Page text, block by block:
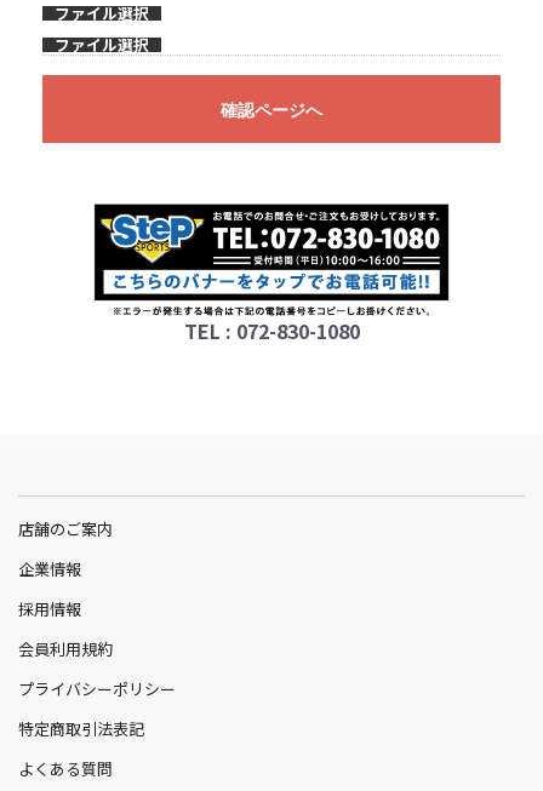
ファイル選択
ファイル選択
確認ページへ
TEL : 072-830-1080
店舗のご案内
企業情報
採用情報
会員利用規約
プライバシーポリシー
特定商取引法表記
よくある質問